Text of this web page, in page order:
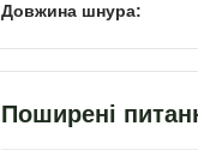
Довжина шнура:
Поширені